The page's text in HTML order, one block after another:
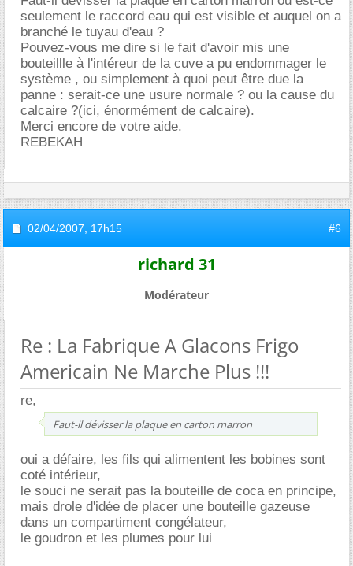
seulement le raccord eau qui est visible et auquel on a
branché le tuyau d'eau ?
Pouvez-vous me dire si le fait d'avoir mis une
bouteillle à l'intéreur de la cuve a pu endommager le
système , ou simplement à quoi peut être due la
panne : serait-ce une usure normale ? ou la cause du
calcaire ?(ici, énormément de calcaire).
Merci encore de votre aide.
REBEKAH
02/04/2007, 17h15 #6
richard 31
Modérateur
Re : La Fabrique A Glacons Frigo
Americain Ne Marche Plus !!!
re,
Faut-il dévisser la plaque en carton marron
oui a défaire, les fils qui alimentent les bobines sont
coté intérieur,
le souci ne serait pas la bouteille de coca en principe,
mais drole d'idée de placer une bouteille gazeuse
dans un compartiment congélateur,
le goudron et les plumes pour lui